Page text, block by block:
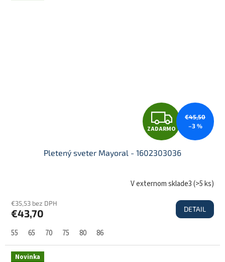
Z
A
D
A
R
ZADARMO
€45,50
–3 %
Pletený sveter Mayoral - 1602303036
V externom sklade3(>5 ks)
€35,53 bez DPH
€43,70 DETAIL
55 65 70 75 80 86
Novinka